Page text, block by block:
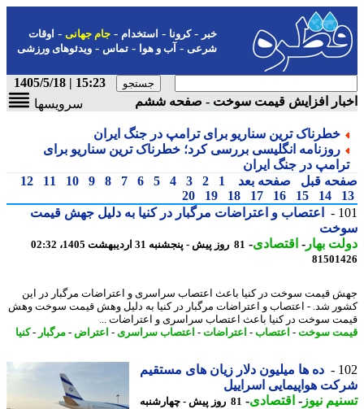
-کرونا-استخدام- جام جهانی-اوقات
شرعی-آب و هوا-تماس-ویدئوهای ورزشی
15:23 | 1405/5/18
افزایش قیمت سوخت - صفحه ششم
سرویسها
خطرناک ترین سناریو برای ترامپ در جنگ ایران
روزنامه انگلیسی بررسی کرد؛ خطرناک ترین سناریو برای
در جنگ ایران
قبل صفحه بعد 1
2
3
4
5
6
7
8
9
10
11
12
14
15
16
17
18
19
20
اعتصاب و اعتراضات مرگبار در کنیا به دلیل جهش قیمت
بهار -اقتصادی-81 روز پیش - پنجشنبه 31 اردیبهشت 1405، 02:32
قیمت سوخت در کنیا باعث اعتصاب سراسری و اعتراضات مرگبار در این
شد. - اعتصاب و اعتراضات مرگبار در کنیا به دلیل وهش قیمت سوخت وهش
سوخت در کنیا باعث اعتصاب سراسری و اعتراضات ...
سوخت-اعتصاب-اعتراضات-اعتصاب سراسری- اعتراض -مرگبار -کنیا
ده ها میلیون دلار زیان های مستقیم
هواپیمایی اسراییل
نیوز-اقتصادی-
81 روز پیش - چهارشنبه